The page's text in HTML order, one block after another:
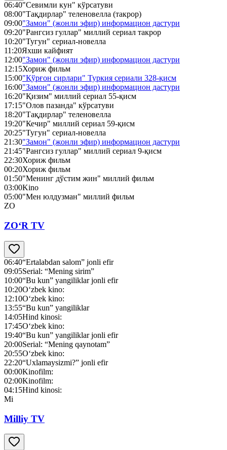
06:40"Севимли кун" кўрсатуви
08:00"Тақдирлар" теленовелла (такрор)
09:00"Замон" (жонли эфир) информацион дастури
09:20"Рангсиз гуллар" миллий сериал такрор
10:20"Тугун" сериал-новелла
11:20Яхши кайфият
12:00"Замон" (жонли эфир) информацион дастури
12:15Хориж фильм
15:00"Қўрғон сирлари" Туркия сериали 328-қисм
16:00"Замон" (жонли эфир) информацион дастури
16:20"Қизим" миллий сериал 55-қисм
17:15"Олов пазанда" кўрсатуви
18:20"Тақдирлар" теленовелла
19:20"Кечир" миллий сериал 59-қисм
20:25"Тугун" сериал-новелла
21:30"Замон" (жонли эфир) информацион дастури
21:45"Рангсиз гуллар" миллий сериал 9-қисм
22:30Хориж фильм
00:20Хориж фильм
01:50"Менинг дўстим жин" миллий фильм
03:00Kino
05:00"Мен юлдузман" миллий фильм
ZO
ZO‘R TV
06:40“Ertalabdan salom” jonli efir
09:05Serial: “Mening sirim”
10:00“Bu kun” yangiliklar jonli efir
10:20O‘zbek kino:
12:10O‘zbek kino:
13:55“Bu kun” yangiliklar
14:05Hind kinosi:
17:45O‘zbek kino:
19:40“Bu kun” yangiliklar jonli efir
20:00Serial: “Mening qaynotam”
20:55O‘zbek kino:
22:20“Uxlamaysizmi?” jonli efir
00:00Kinofilm:
02:00Kinofilm:
04:15Hind kinosi:
Mi
Milliy TV